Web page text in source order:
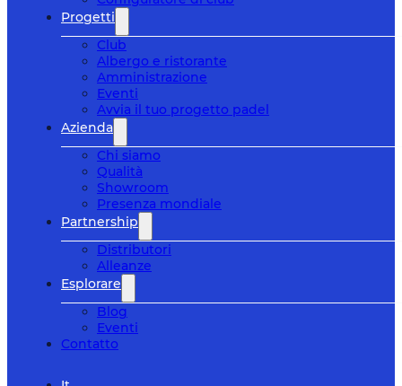
Progetti
Club
Albergo e ristorante
Amministrazione
Eventi
Avvia il tuo progetto padel
Azienda
Chi siamo
Qualità
Showroom
Presenza mondiale
Partnership
Distributori
Alleanze
Esplorare
Blog
Eventi
Contatto